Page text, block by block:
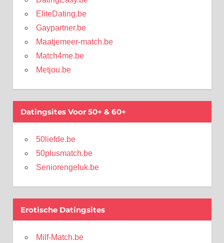
EliteDating.be
Gaypartner.be
Maatjemeer-match.be
Match4me.be
Metjou.be
Datingsites Voor 50+ & 60+
50liefde.be
50plusmatch.be
Seniorengeluk.be
Erotische Datingsites
Milf-Match.be